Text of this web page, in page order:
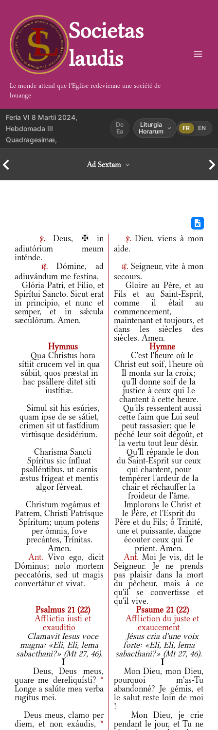
contenu
Societas
laudis
Le monde attend que l'Eglise redevienne une société de
louange
Feria VI 8 Martii 2024,
Hebdomada III
Quadragesimæ,
De
Ea
Liturgia
Horarum
FR EN
Ad Sextam
v.Deus, ✠ in
adiutórium meum
inténde.
v.Dieu, viens à mon
aide.
r.Dómine, ad
adiuvándum me festína.
r. Seigneur, vite à mon
secours.
Glória Patri, et Fílio, et
Spirítui Sancto. Sicut erat
in princípio, et nunc et
semper, et in sǽcula
sæculórum. Amen.
Gloire au Père, et au
Fils et au Saint-Esprit,
comme il était au
commencement,
maintenant et toujours, et
dans les siècles des
siècles. Amen.
Hymnus
Hymne
Qua Christus hora
sítiit crucem vel in qua
súbiit, quos præstat in
hac psállere ditet siti
iustítiæ.
C'est l'heure où le
Christ eut soif, l'heure où
Il monta sur la croix;
qu'Il donne soif de la
justice à ceux qui Le
chantent à cette heure.
Simul sit his esúries,
quam ipse de se sátiet,
crimen sit ut fastídium
virtúsque desidérium.
Qu'ils ressentent aussi
cette faim que Lui seul
peut rassasier; que le
péché leur soit dégoût, et
la vertu tout leur désir.
Charísma Sancti
Spíritus sic ínfluat
psalléntibus, ut carnis
æstus frígeat et mentis
algor férveat.
Qu'Il répande le don
du Saint-Esprit sur ceux
qui chantent, pour
tempérer l'ardeur de la
chair et réchauffer la
froideur de l'âme.
Christum rogámus et
Patrem, Christi Patrísque
Spíritum; unum potens
per ómnia, fove
precántes, Trínitas.
Amen.
Implorons le Christ et
le Père, et l'Esprit du
Père et du Fils; ô Trinité,
une et puissante, daigne
écouter ceux qui Te
prient. Amen.
Ant. Vivo ego, dicit
Dóminus; nolo mortem
peccatóris, sed ut magis
convertátur et vivat.
Ant. Moi Je vis, dit le
Seigneur. Je ne prends
pas plaisir dans la mort
du pêcheur, mais à ce
qu'il se convertisse et
qu'il vive.
Psalmus 21 (22)
Psaume 21 (22)
Afflictio iusti et
exauditio
Affliction du juste et
exaucement
Clamavit Iesus voce
magna: «Eli, Eli, lema
sabacthani?» (Mt 27, 46).
Jésus cria d'une voix
forte: «Eli, Eli, lema
sabacthani?» (Mt 27, 46).
I
I
Deus, Deus meus,
quare me dereliquísti? *
Longe a salúte mea verba
rugítus mei.
Mon Dieu, mon Dieu,
pourquoi m'as-Tu
abandonné? Je gémis, et
le salut reste loin de moi
!
Deus meus, clamo per
diem, et non exáudis, *
Mon Dieu, je crie
pendant le jour, et Tu ne